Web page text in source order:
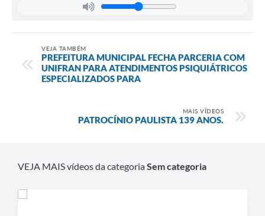
VEJA TAMBÉM
PREFEITURA MUNICIPAL FECHA PARCERIA COM
UNIFRAN PARA ATENDIMENTOS PSIQUIÁTRICOS
ESPECIALIZADOS PARA
MAIS VÍDEOS
PATROCÍNIO PAULISTA 139 ANOS.
VEJA MAIS vídeos da categoriaSem categoria